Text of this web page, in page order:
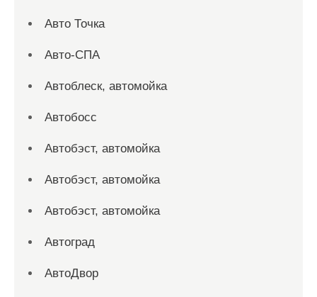
Авто Точка
Авто-СПА
Автоблеск, автомойка
Автобосс
Автобэст, автомойка
Автобэст, автомойка
Автобэст, автомойка
Автоград
АвтоДвор